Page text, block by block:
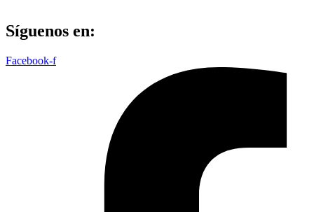
Síguenos en:
Facebook-f